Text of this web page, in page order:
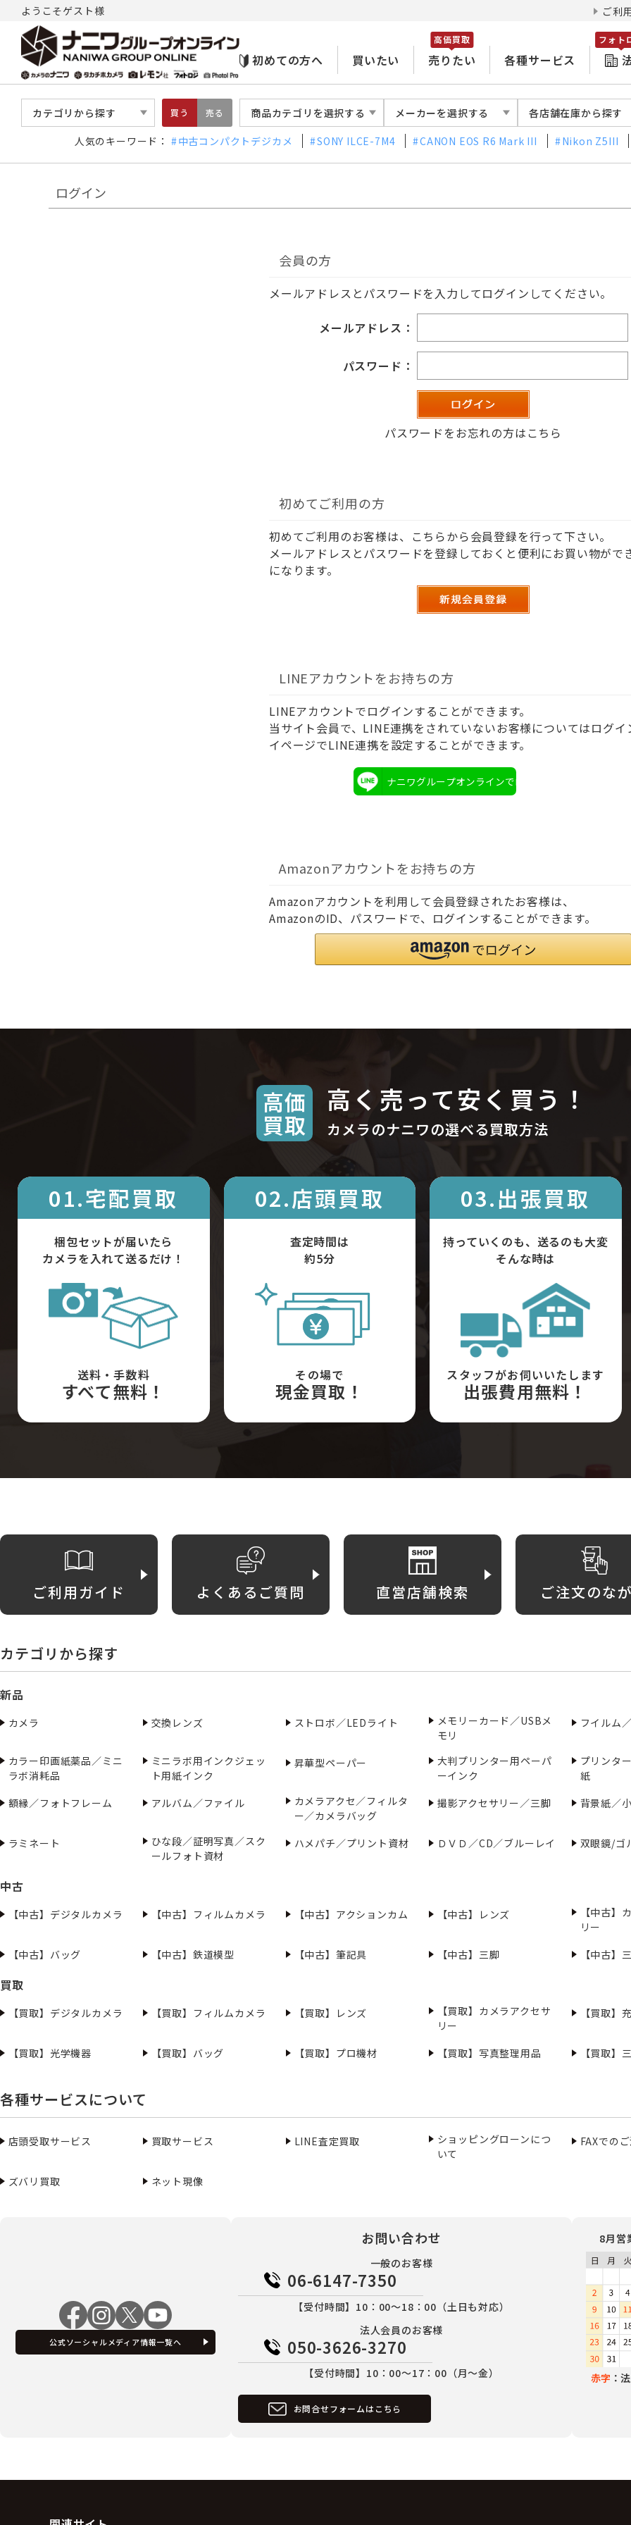
ようこそゲスト様 ご利
初めての方へ 買いたい 売りたい
高価買取
各種サービス
フォト
カテゴリから探す 買う 売る 商品カテゴリを選択する メーカーを選択する 各店舗在庫から探す
人気のキーワード： 中古コンパクトデジカメ SONY ILCE-7M4 CANON EOS R6 Mark III Nikon Z5III
ログイン
会員の方
メールアドレスとパスワードを入力してログインしてください。
メールアドレス：
パスワード：
パスワードをお忘れの方はこちら
初めてご利用の方
初めてご利用のお客様は、こちらから会員登録を行って下さい。
メールアドレスとパスワードを登録しておくと便利にお買い物がで
になります。
LINEアカウントをお持ちの方
LINEアカウントでログインすることができます。
当サイト会員で、LINE連携をされていないお客様についてはログイ
イページでLINE連携を設定することができます。
ナニワグループオンラインでログイン
Amazonアカウントをお持ちの方
Amazonアカウントを利用して会員登録されたお客様は、
AmazonのID、パスワードで、ログインすることができます。
高価
買取
高く売って安く買う！
カメラのナニワの選べる買取方法
01.宅配買取
梱包セットが届いたら
カメラを入れて送るだけ！
送料・手数料
すべて無料！
02.店頭買取
査定時間は
約5分
その場で
現金買取！
03.出張買取
持っていくのも、送るのも大変
そんな時は
スタッフがお伺いいたします
出張費用無料！
ご利用ガイド よくあるご質問 直営店舗検索 ご注文のな
カテゴリから探す
新品
カメラ 交換レンズ ストロボ／LEDライト
メモリーカード／USBメ
モリ
フイルム
カラー印画紙薬品／ミニ
ラボ消耗品
ミニラボ用インクジェッ
ト用紙インク
昇華型ペーパー
大判プリンター用ペーパ
ーインク
プリンタ
紙
額縁／フォトフレーム
アルバム／ファイル
カメラアクセ／フィルタ
ー／カメラバッグ
撮影アクセサリー／三脚 背景紙／
ラミネート
ひな段／証明写真／スク
ールフォト資材
ハメパチ／プリント資材 ＤＶＤ／CD／ブルーレイ 双眼鏡/ゴ
中古
【中古】デジタルカメラ 【中古】フィルムカメラ 【中古】アクションカム 【中古】レンズ
【中古】
リー
【中古】バッグ
【中古】鉄道模型 【中古】筆記具 【中古】三脚 【中古】
買取
【買取】デジタルカメラ 【買取】フィルムカメラ 【買取】レンズ
【買取】カメラアクセサ
リー
【買取】
【買取】光学機器 【買取】バッグ 【買取】プロ機材 【買取】写真整理用品 【買取】
各種サービスについて
店頭受取サービス 買取サービス LINE査定買取
ショッピングローンにつ
いて
FAXでの
ズバリ買取 ネット現像
公式ソーシャルメディア情報一覧へ
お問い合わせ
一般のお客様
06-6147-7350
【受付時間】10：00～18：00（土日も対応）
法人会員のお客様
050-3626-3270
【受付時間】10：00～17：00（月～金）
お問合せフォームはこちら
8月営
赤字 ：